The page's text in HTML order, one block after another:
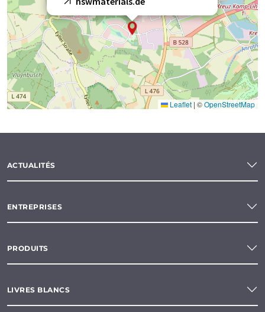
Leaflet | ©OpenStreetMap
ACTUALITÉS
ENTREPRISES
PRODUITS
LIVRES BLANCS